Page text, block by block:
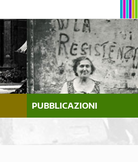
PUBBLICAZIONI